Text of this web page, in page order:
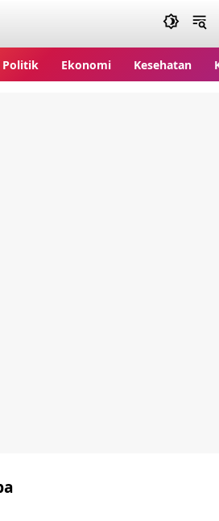
Politik Ekonomi Kesehatan